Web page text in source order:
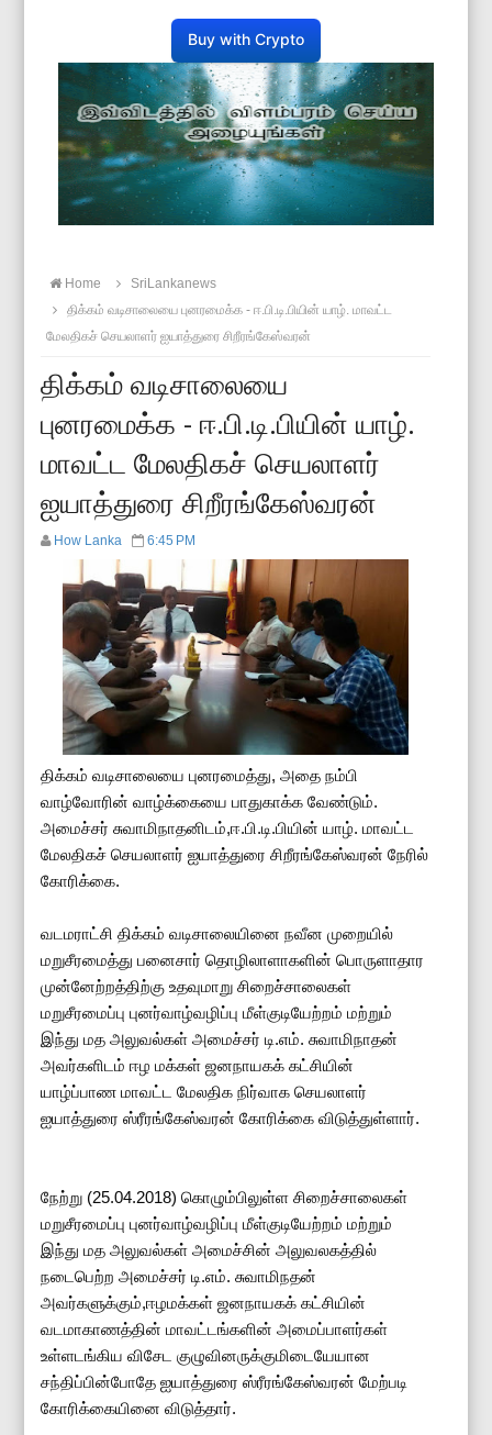
Buy with Crypto
Home
SriLankanews
திக்கம் வடிசாலையை புனரமைக்க - ஈ.பி.டி.பியின் யாழ். மாவட்ட
மேலதிகச் செயலாளர் ஐயாத்துரை சிறீரங்கேஸ்வரன்
திக்கம் வடிசாலையை
புனரமைக்க - ஈ.பி.டி.பியின் யாழ்.
மாவட்ட மேலதிகச் செயலாளர்
ஐயாத்துரை சிறீரங்கேஸ்வரன்
How Lanka 6:45 PM
திக்கம் வடிசாலையை புனரமைத்து, அதை நம்பி
வாழ்வோரின் வாழ்க்கையை பாதுகாக்க வேண்டும்.
அமைச்சர் சுவாமிநாதனிடம்,ஈ.பி.டி.பியின் யாழ். மாவட்ட
மேலதிகச் செயலாளர் ஐயாத்துரை சிறீரங்கேஸ்வரன் நேரில்
கோரிக்கை.
வடமராட்சி திக்கம் வடிசாலையினை நவீன முறையில்
மறுசீரமைத்து பனைசார் தொழிலாளாகளின் பொருளாதார
முன்னேற்றத்திற்கு உதவுமாறு சிறைச்சாலைகள்
மறுசீரமைப்பு புனர்வாழ்வழிப்பு மீள்குடியேற்றம் மற்றும்
இந்து மத அலுவல்கள் அமைச்சர் டி.எம். சுவாமிநாதன்
அவர்களிடம் ஈழ மக்கள் ஜனநாயகக் கட்சியின்
யாழ்ப்பாண மாவட்ட மேலதிக நிர்வாக செயலாளர்
ஐயாத்துரை ஸ்ரீரங்கேஸ்வரன் கோரிக்கை விடுத்துள்ளார்.
நேற்று (25.04.2018) கொழும்பிலுள்ள சிறைச்சாலைகள்
மறுசீரமைப்பு புனர்வாழ்வழிப்பு மீள்குடியேற்றம் மற்றும்
இந்து மத அலுவல்கள் அமைச்சின் அலுவலகத்தில்
நடைபெற்ற அமைச்சர் டி.எம். சுவாமிநதன்
அவர்களுக்கும்,ஈழமக்கள் ஜனநாயகக் கட்சியின்
வடமாகாணத்தின் மாவட்டங்களின் அமைப்பாளர்கள்
உள்ளடங்கிய விசேட குழுவினருக்குமிடையேயான
சந்திப்பின்போதே ஐயாத்துரை ஸ்ரீரங்கேஸ்வரன் மேற்படி
கோரிக்கையினை விடுத்தார்.